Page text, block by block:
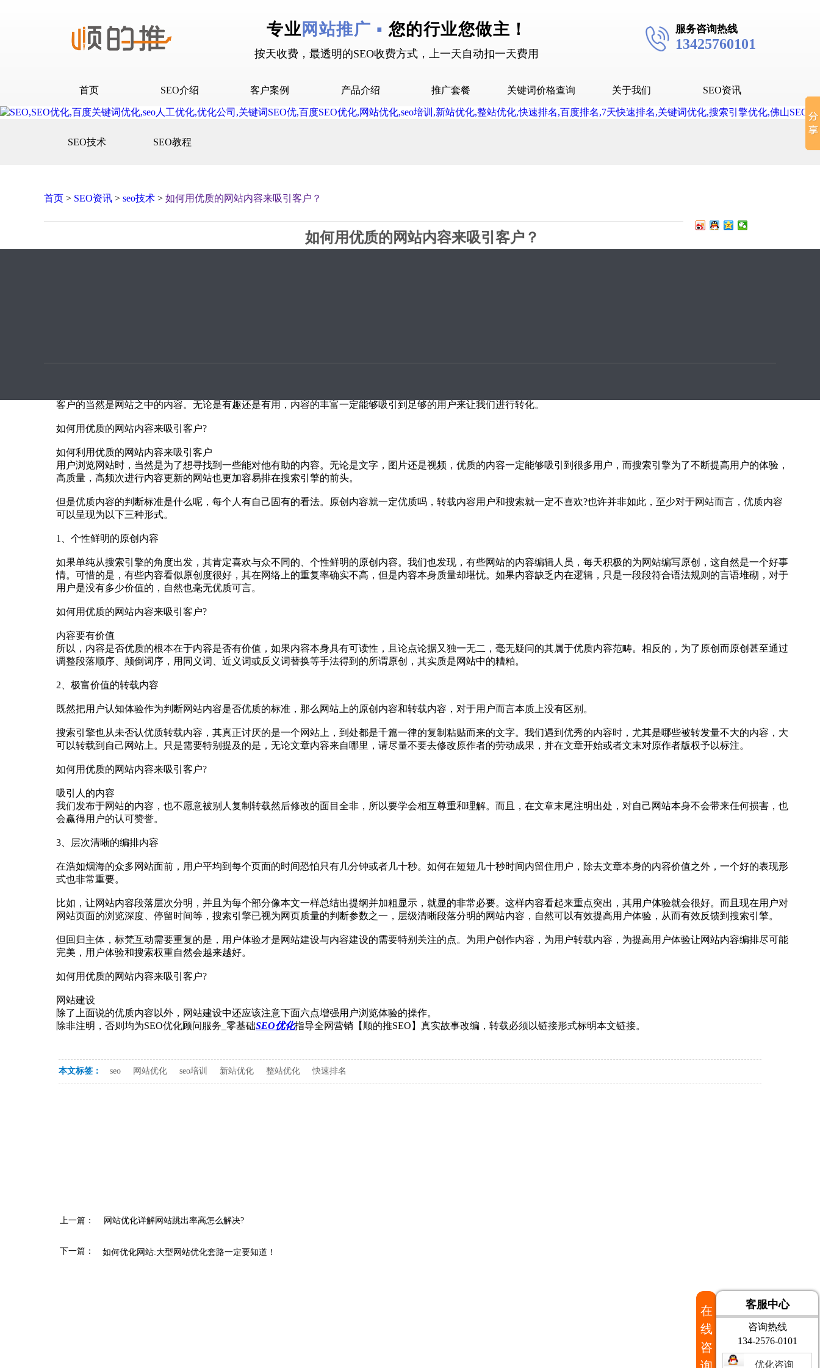
专业 网站推广 ▪ 您的行业您做主！
按天收费，最透明的SEO收费方式，上一天自动扣一天费用
服务咨询热线
13425760101
首页 SEO介绍
合作流程
客户案例 产品介绍 推广套餐 关键词价格查询 关于我们 SEO资讯
SEO技术 SEO教程
首页 > SEO资讯 > seo技术 > 如何用优质的网站内容来吸引客户？
如何用优质的网站内容来吸引客户？
客户的当然是网站之中的内容。无论是有趣还是有用，内容的丰富一定能够吸引到足够的用户来让我们进行转化。
如何用优质的网站内容来吸引客户?
如何利用优质的网站内容来吸引客户
用户浏览网站时，当然是为了想寻找到一些能对他有助的内容。无论是文字，图片还是视频，优质的内容一定能够吸引到很多用户，而搜索引擎为了不断提高用户的体验，
高质量，高频次进行内容更新的网站也更加容易排在搜索引擎的前头。
但是优质内容的判断标准是什么呢，每个人有自己固有的看法。原创内容就一定优质吗，转载内容用户和搜索就一定不喜欢?也许并非如此，至少对于网站而言，优质内容
可以呈现为以下三种形式。
1、个性鲜明的原创内容
如果单纯从搜索引擎的角度出发，其肯定喜欢与众不同的、个性鲜明的原创内容。我们也发现，有些网站的内容编辑人员，每天积极的为网站编写原创，这自然是一个好事
情。可惜的是，有些内容看似原创度很好，其在网络上的重复率确实不高，但是内容本身质量却堪忧。如果内容缺乏内在逻辑，只是一段段符合语法规则的言语堆砌，对于
用户是没有多少价值的，自然也毫无优质可言。
如何用优质的网站内容来吸引客户?
内容要有价值
所以，内容是否优质的根本在于内容是否有价值，如果内容本身具有可读性，且论点论据又独一无二，毫无疑问的其属于优质内容范畴。相反的，为了原创而原创甚至通过
调整段落顺序、颠倒词序，用同义词、近义词或反义词替换等手法得到的所谓原创，其实质是网站中的糟粕。
2、极富价值的转载内容
既然把用户认知体验作为判断网站内容是否优质的标准，那么网站上的原创内容和转载内容，对于用户而言本质上没有区别。
搜索引擎也从未否认优质转载内容，其真正讨厌的是一个网站上，到处都是千篇一律的复制粘贴而来的文字。我们遇到优秀的内容时，尤其是哪些被转发量不大的内容，大
可以转载到自己网站上。只是需要特别提及的是，无论文章内容来自哪里，请尽量不要去修改原作者的劳动成果，并在文章开始或者文末对原作者版权予以标注。
如何用优质的网站内容来吸引客户?
吸引人的内容
我们发布于网站的内容，也不愿意被别人复制转载然后修改的面目全非，所以要学会相互尊重和理解。而且，在文章末尾注明出处，对自己网站本身不会带来任何损害，也
会赢得用户的认可赞誉。
3、层次清晰的编排内容
在浩如烟海的众多网站面前，用户平均到每个页面的时间恐怕只有几分钟或者几十秒。如何在短短几十秒时间内留住用户，除去文章本身的内容价值之外，一个好的表现形
式也非常重要。
比如，让网站内容段落层次分明，并且为每个部分像本文一样总结出提纲并加粗显示，就显的非常必要。这样内容看起来重点突出，其用户体验就会很好。而且现在用户对
网站页面的浏览深度、停留时间等，搜索引擎已视为网页质量的判断参数之一，层级清晰段落分明的网站内容，自然可以有效提高用户体验，从而有效反馈到搜索引擎。
但回归主体，标梵互动需要重复的是，用户体验才是网站建设与内容建设的需要特别关注的点。为用户创作内容，为用户转载内容，为提高用户体验让网站内容编排尽可能
完美，用户体验和搜索权重自然会越来越好。
如何用优质的网站内容来吸引客户?
网站建设
除了上面说的优质内容以外，网站建设中还应该注意下面六点增强用户浏览体验的操作。
除非注明，否则均为SEO优化顾问服务_零基础SEO优化指导全网营销【顺的推SEO】真实故事改编，转载必须以链接形式标明本文链接。
本文标签： seo 网站优化 seo培训 新站优化 整站优化 快速排名
上一篇： 网站优化详解网站跳出率高怎么解决?
下一篇： 如何优化网站:大型网站优化套路一定要知道！
在
线
咨
客服中心
咨询热线
134-2576-0101
优化咨询